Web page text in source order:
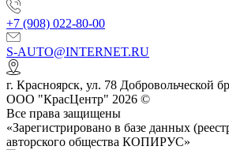
+7 (908) 022-80-00
S-AUTO@INTERNET.RU
г. Красноярск, ул. 78 Добровольческой
ООО "КрасЦентр" 2026 ©
Все права защищены
«Зарегистрировано в базе данных
авторского общества КОПИРУС»